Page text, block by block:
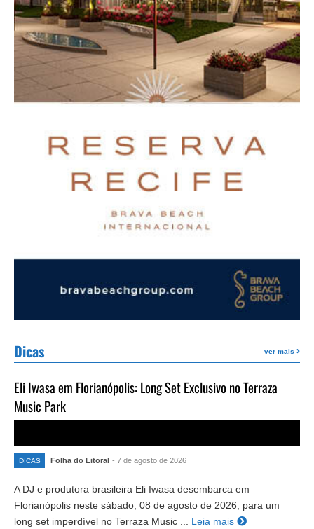
Dicas ver mais
Eli Iwasa em Florianópolis: Long Set Exclusivo no Terraza
Music Park
DICAS Folha do Litoral - 7 de agosto de 2026
A DJ e produtora brasileira Eli Iwasa desembarca em
Florianópolis neste sábado, 08 de agosto de 2026, para um
long set imperdível no Terraza Music ...
Leia mais